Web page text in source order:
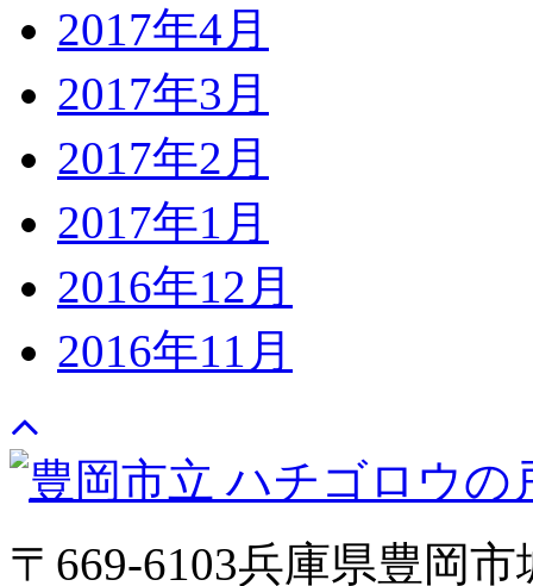
2017年4月
2017年3月
2017年2月
2017年1月
2016年12月
2016年11月
〒669-6103兵庫県豊岡市